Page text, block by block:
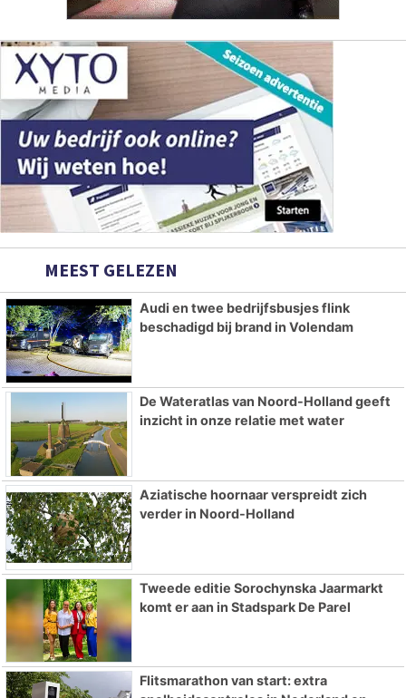
MEEST GELEZEN
Audi en twee bedrijfsbusjes flink
beschadigd bij brand in Volendam
De Wateratlas van Noord-Holland geeft
inzicht in onze relatie met water
Aziatische hoornaar verspreidt zich
verder in Noord-Holland
Tweede editie Sorochynska Jaarmarkt
komt er aan in Stadspark De Parel
Flitsmarathon van start: extra